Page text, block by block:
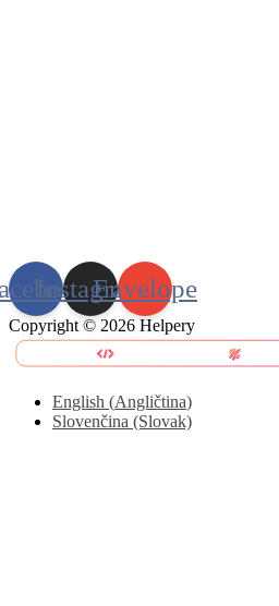
InstagramEnvelope
Copyright © 2026 Helpery
English (Angličtina)
Slovenčina (Slovak)